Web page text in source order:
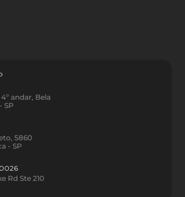
andar, Bela
SP
5860
- SP
Rd Ste 210